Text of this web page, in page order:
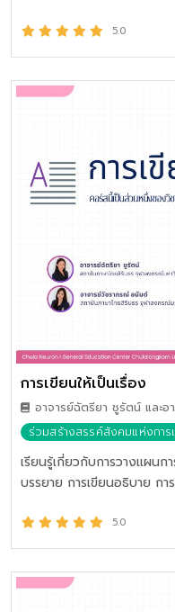
เพื่อการรู้เท่าทันโลก ไม่หลง
สละและความรักชาติ โดยเน้
5.0
การเขียนให้เป็นเรื่อง
อาจารย์ฉัตรียา ชูรัตน์ และ
ร่วมสร้างสรรค์สังคมแห่งการ
เรียนรู้เกี่ยวกับการวางแผนก
บรรยาย การเขียนอธิบาย กา
ประกอบครบถ้วนได้
5.0